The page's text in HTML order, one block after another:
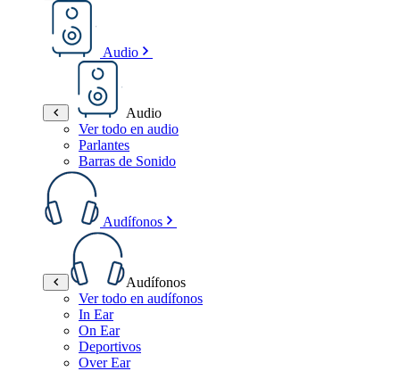
Audio
Audio
Ver todo en audio
Parlantes
Barras de Sonido
Audífonos
Audífonos
Ver todo en audífonos
In Ear
On Ear
Deportivos
Over Ear